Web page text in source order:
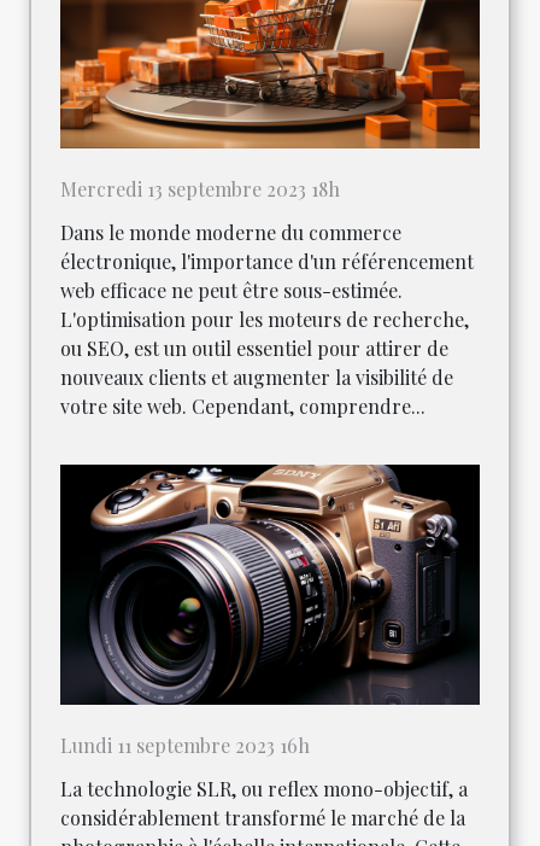
Mercredi 13 septembre 2023 18h
Dans le monde moderne du commerce
électronique, l'importance d'un référencement
web efficace ne peut être sous-estimée.
L'optimisation pour les moteurs de recherche,
ou SEO, est un outil essentiel pour attirer de
nouveaux clients et augmenter la visibilité de
votre site web. Cependant, comprendre...
Lundi 11 septembre 2023 16h
La technologie SLR, ou reflex mono-objectif, a
considérablement transformé le marché de la